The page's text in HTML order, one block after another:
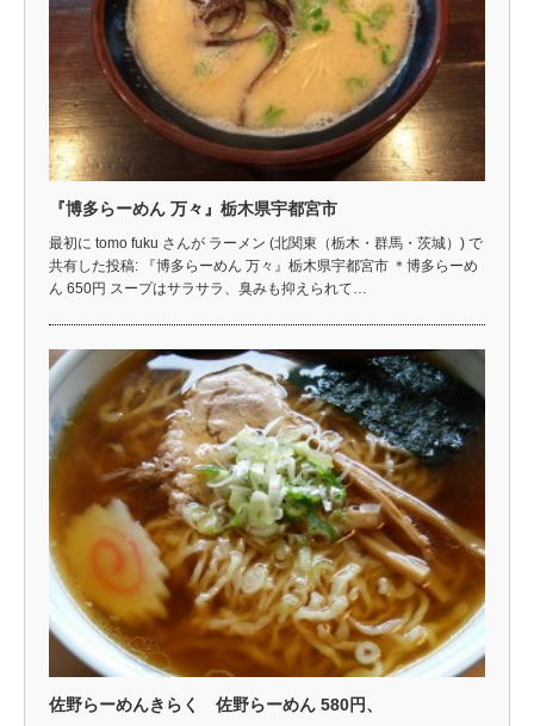
『博多らーめん 万々』栃木県宇都宮市
最初に tomo fuku さんが ラーメン (北関東（栃木・群馬・茨城）) で
共有した投稿: 『博多らーめん 万々』栃木県宇都宮市 ＊博多らーめ
ん 650円 スープはサラサラ、臭みも抑えられて…
佐野らーめんきらく 佐野らーめん 580円、